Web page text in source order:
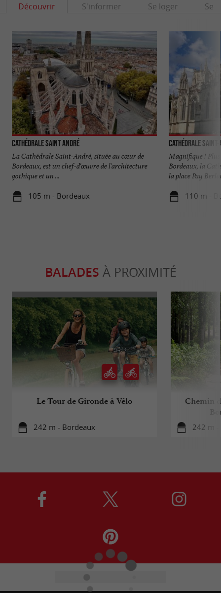
Découvrir S'informer Se loger Se
Cathédrale Saint André
La Cathédrale Saint-André, située au cœur de
Bordeaux, est un chef-d'œuvre de l'architecture
gothique et un ...
105 m - Bordeaux
Cathédrale
Magnifique !
Bordeaux, la
la place Pay
110 m -
BALADES À PROXIMITÉ
Le Tour de Gironde à Vélo
242 m - Bordeaux
Chemin
242 m -